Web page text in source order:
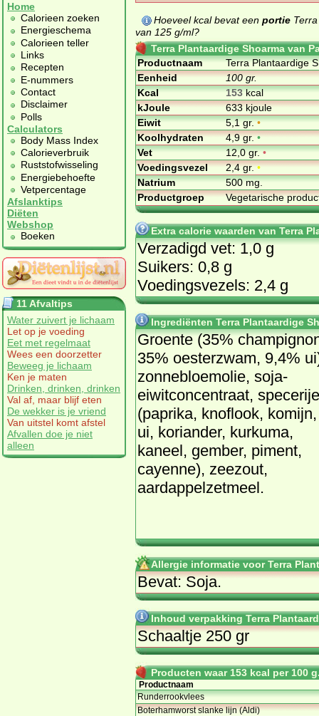
Home
Calorieen zoeken
Energieschema
Calorieen teller
Links
Recepten
E-nummers
Contact
Disclaimer
Polls
Calculators
Body Mass Index
Calorieverbruik
Ruststofwisseling
Energiebehoefte
Vetpercentage
Afslanktips
Diëten
Webshop
Boeken
11 Afvaltips
Water zuivert je lichaam
Let op je voeding
Eet met regelmaat
Wees een doorzetter
Beweeg je lichaam
Ken je maten
Drinken, drinken, drinken
Val af, maar blijf eten
De wekker is je vriend
Van uitstel komt afstel
Afvallen doe je niet
alleen
Hoeveel kcal bevat een portie
van 125 g/ml?
Terra Plantaardige Shoarma van
Productnaam
Terra Plantaardige
Eenheid
100 gr.
Kcal
153kcal
kJoule
633 kjoule
Eiwit
5,1 gr.•
Koolhydraten
4,9 gr.•
Vet
12,0 gr.•
Voedingsvezel
2,4 gr.•
Natrium
500 mg.
Productgroep
Vegetarische
Extra calorie waarden van Terra
Verzadigd vet: 1,0 g
Suikers: 0,8 g
Voedingsvezels: 2,4 g
Ingrediënten Terra Plantaardige
Groente (35%
35% oesterzwam, 9,4%
zonnebloemolie, soja-
eiwitconcentraat,
(paprika, knoflook, komijn,
ui, koriander, kurkuma,
kaneel, gember, piment,
cayenne), zeezout,
aardappelzetmeel.
Allergie informatie voor Terra
Bevat: Soja.
Inhoud verpakking Terra
Schaaltje 250 gr
Producten waar 153 kcal per 100
Productnaam
Runderrookvlees
Boterhamworst slanke lijn (Aldi)